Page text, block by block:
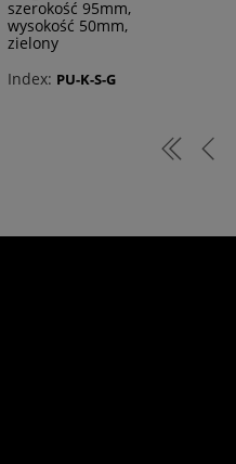
szerokość 95mm,
wysokość 50mm,
zielony
Index: PU-K-S-G